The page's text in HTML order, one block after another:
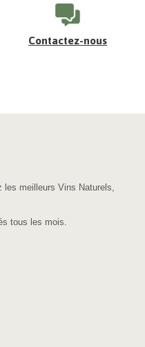
Contactez-nous
les meilleurs Vins Naturels,
tous les mois.